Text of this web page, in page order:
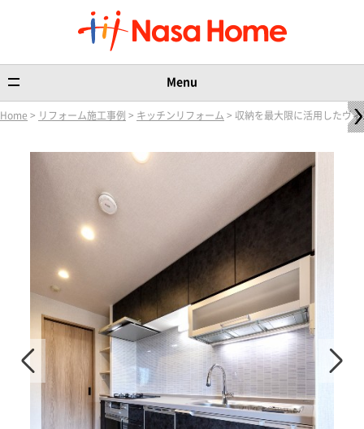
Menu
Home > リフォーム施工事例 > キッチンリフォーム > 収納を最大限に活用したヴ